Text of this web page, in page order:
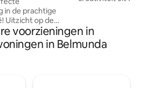
in de prachtige
Uitzicht op de
buitenruimte net
keuken.
airconditioning
queensize bed, een smart-tv, een
minikoelkast,
voorzieningen in
in Belmunda